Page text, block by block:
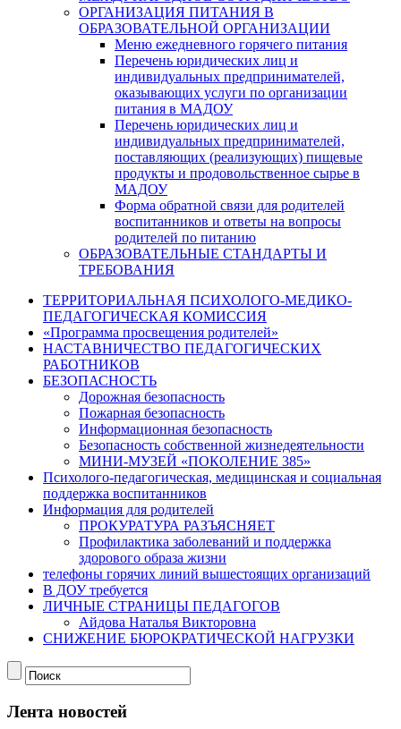
ОРГАНИЗАЦИЯ ПИТАНИЯ В
ОБРАЗОВАТЕЛЬНОЙ ОРГАНИЗАЦИИ
Меню ежедневного горячего питания
Перечень юридических лиц и
индивидуальных предпринимателей,
оказывающих услуги по организации
питания в МАДОУ
Перечень юридических лиц и
индивидуальных предпринимателей,
поставляющих (реализующих) пищевые
продукты и продовольственное сырье в
МАДОУ
Форма обратной связи для родителей
воспитанников и ответы на вопросы
родителей по питанию
ОБРАЗОВАТЕЛЬНЫЕ СТАНДАРТЫ И
ТРЕБОВАНИЯ
ТЕРРИТОРИАЛЬНАЯ ПСИХОЛОГО-МЕДИКО-
ПЕДАГОГИЧЕСКАЯ КОМИССИЯ
«Программа просвещения родителей»
НАСТАВНИЧЕСТВО ПЕДАГОГИЧЕСКИХ
РАБОТНИКОВ
БЕЗОПАСНОСТЬ
Дорожная безопасность
Пожарная безопасность
Информационная безопасность
Безопасность собственной жизнедеятельности
МИНИ-МУЗЕЙ «ПОКОЛЕНИЕ 385»
Психолого-педагогическая, медицинская и социальная
поддержка воспитанников
Информация для родителей
ПРОКУРАТУРА РАЗЪЯСНЯЕТ
Профилактика заболеваний и поддержка
здорового образа жизни
телефоны горячих линий вышестоящих организаций
В ДОУ требуется
ЛИЧНЫЕ СТРАНИЦЫ ПЕДАГОГОВ
Айдова Наталья Викторовна
СНИЖЕНИЕ БЮРОКРАТИЧЕСКОЙ НАГРУЗКИ
Лента новостей